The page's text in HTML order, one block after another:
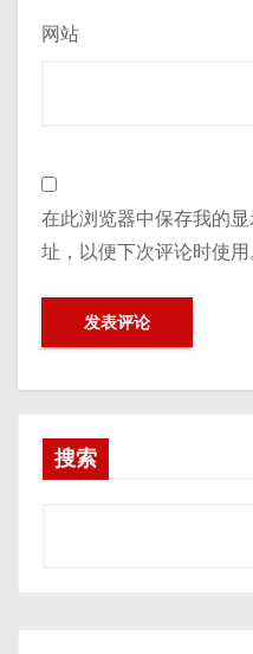
网站
在此浏览器中保存我的
址，以便下次评论时使用
搜索